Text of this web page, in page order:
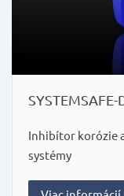
SYSTEMSAFE-
Inhibítor korózie
systémy